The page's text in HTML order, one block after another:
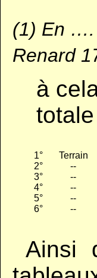
(1) En ….
Renard
à
1°
2°
3°
4°
5°
6°
Terrain
--
--
--
--
--
Ainsi